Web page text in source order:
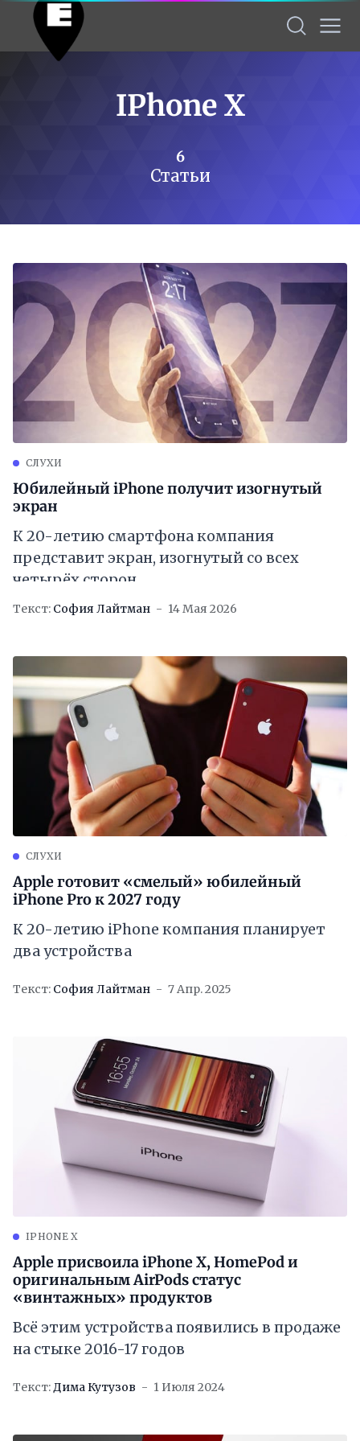
IPhone X
6
Статьи
СЛУХИ
Юбилейный iPhone получит изогнутый
экран
К 20-летию смартфона компания
представит экран, изогнутый со всех
четырёх сторон
Текст: София Лайтман 14 Мая 2026
СЛУХИ
Apple готовит «смелый» юбилейный
iPhone Pro к 2027 году
К 20-летию iPhone компания планирует
два устройства
Текст: София Лайтман 7 Апр. 2025
IPHONE X
Apple присвоила iPhone X, HomePod и
оригинальным AirPods статус
«винтажных» продуктов
Всё этим устройства появились в продаже
на стыке 2016-17 годов
Текст:Дима Кутузов 1 Июля 2024